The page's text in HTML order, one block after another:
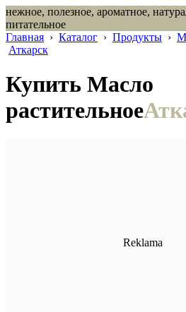
нежное, полезное, ароматное,
питательное
Главная › Каталог › Продукты ›
Аткарск
Купить Масло
растительное